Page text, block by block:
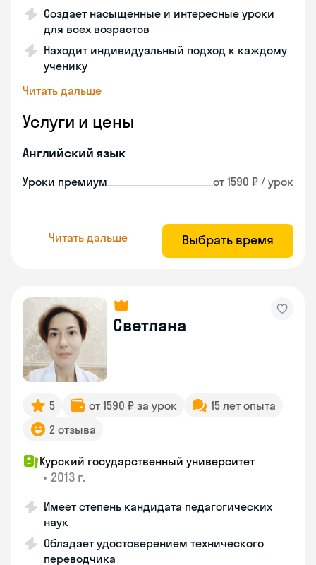
Создает насыщенные и интересные уроки
для всех возрастов
Находит индивидуальный подход к каждому
ученику
Читать дальше
Услуги и цены
Английский язык
Уроки премиум от 1590 ₽ / урок
Читать дальше Выбрать время
Светлана
5 от 1590 ₽ за урок
15 лет опыта
2 отзыва
Курский государственный университет
• 2013 г.
Имеет степень кандидата педагогических
наук
Обладает удостоверением технического
переводчика